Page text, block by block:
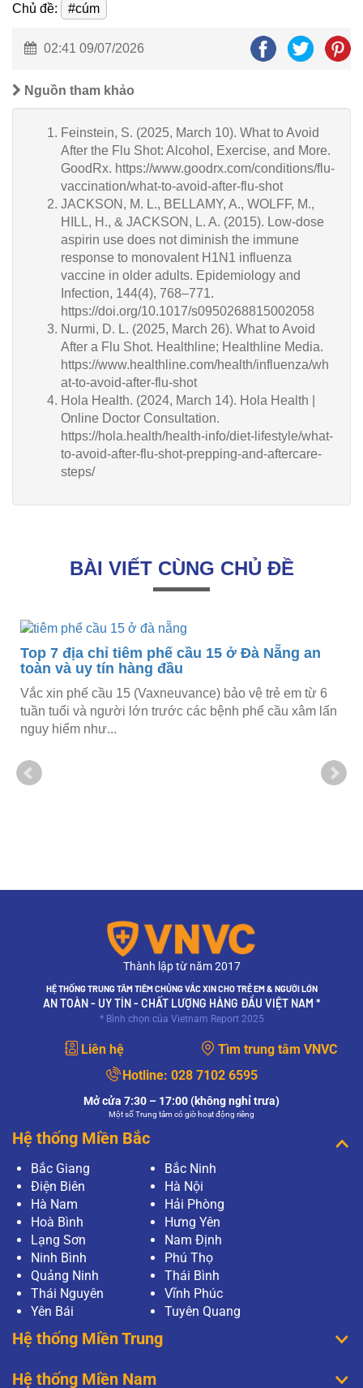
Chủ đề:
#cúm
02:41 09/07/2026
Nguồn tham khảo
Feinstein, S. (2025, March 10). What to Avoid
After the Flu Shot: Alcohol, Exercise, and More.
GoodRx. https://www.goodrx.com/conditions/flu-
vaccination/what-to-avoid-after-flu-shot
JACKSON, M. L., BELLAMY, A., WOLFF, M.,
HILL, H., & JACKSON, L. A. (2015). Low-dose
aspirin use does not diminish the immune
response to monovalent H1N1 influenza
vaccine in older adults. Epidemiology and
Infection, 144(4), 768–771.
https://doi.org/10.1017/s0950268815002058
Nurmi, D. L. (2025, March 26). What to Avoid
After a Flu Shot. Healthline; Healthline Media.
https://www.healthline.com/health/influenza/wh
at-to-avoid-after-flu-shot
Hola Health. (2024, March 14). Hola Health |
Online Doctor Consultation.
https://hola.health/health-info/diet-lifestyle/what-
to-avoid-after-flu-shot-prepping-and-aftercare-
steps/
BÀI VIẾT CÙNG CHỦ ĐỀ
Top 7 địa chỉ tiêm phế cầu 15 ở Đà Nẵng an
toàn và uy tín hàng đầu
Vắc xin phế cầu 15 (Vaxneuvance) bảo vệ trẻ em từ 6
tuần tuổi và người lớn trước các bệnh phế cầu xâm lấn
nguy hiểm như...
Thành lập từ năm 2017
HỆ THỐNG TRUNG TÂM TIÊM CHỦNG VẮC XIN CHO TRẺ EM & NGƯỜI LỚN
AN TOÀN - UY TÍN - CHẤT LƯỢNG HÀNG ĐẦU VIỆT NAM *
* Bình chọn của Vietnam Report 2025
Liên hệ
Tìm trung tâm VNVC
Hotline: 028 7102 6595
Mở cửa 7:30 – 17:00 (không nghỉ trưa)
Một số Trung tâm có giờ hoạt động riêng
Hệ thống Miền Bắc
Bắc Giang
Bắc Ninh
Điện Biên
Hà Nội
Hà Nam
Hải Phòng
Hoà Bình
Hưng Yên
Lạng Sơn
Nam Định
Ninh Bình
Phú Thọ
Quảng Ninh
Thái Bình
Thái Nguyên
Vĩnh Phúc
Yên Bái
Tuyên Quang
Hệ thống Miền Trung
Hệ thống Miền Nam